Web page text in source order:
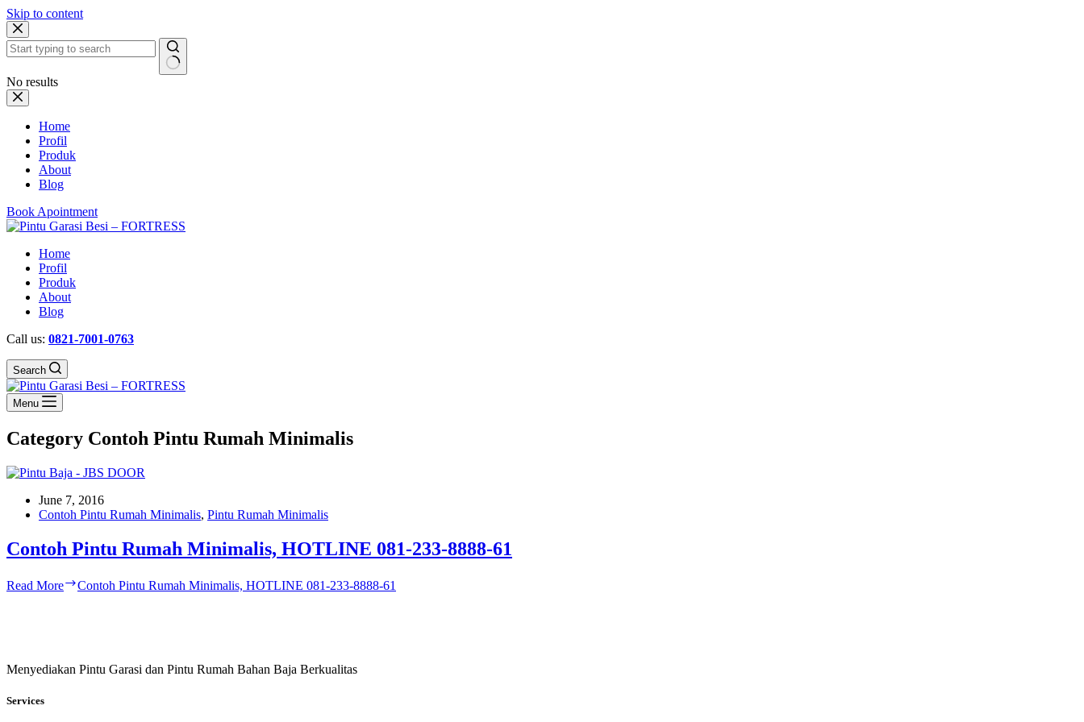
Skip to content
No results
Home
Profil
Produk
About
Blog
Book Apointment
Home
Profil
Produk
About
Blog
Call us: 0821-7001-0763
Search
Menu
Category Contoh Pintu Rumah Minimalis
June 7, 2016
Contoh Pintu Rumah Minimalis, Pintu Rumah Minimalis
Contoh Pintu Rumah Minimalis, HOTLINE 081-233-8888-61
Read More Contoh Pintu Rumah Minimalis, HOTLINE 081-233-8888-61
Menyediakan Pintu Garasi dan Pintu Rumah Bahan Baja Berkualitas
Services